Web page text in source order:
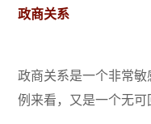
政商关系
政商关系是一个非常
例来看，又是一个无可